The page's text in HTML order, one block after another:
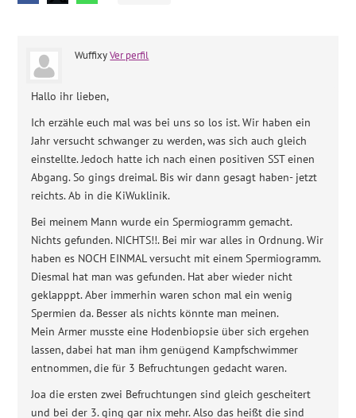
Wuffixy Ver perfil
Hallo ihr lieben,
Ich erzähle euch mal was bei uns so los ist. Wir haben ein
Jahr versucht schwanger zu werden, was sich auch gleich
einstellte. Jedoch hatte ich nach einen positiven SST einen
Abgang. So gings dreimal. Bis wir dann gesagt haben- jetzt
reichts. Ab in die KiWuklinik.
Bei meinem Mann wurde ein Spermiogramm gemacht.
Nichts gefunden. NICHTS!!. Bei mir war alles in Ordnung. Wir
haben es NOCH EINMAL versucht mit einem Spermiogramm.
Diesmal hat man was gefunden. Hat aber wieder nicht
geklapppt. Aber immerhin waren schon mal ein wenig
Spermien da. Besser als nichts könnte man meinen.
Mein Armer musste eine Hodenbiopsie über sich ergehen
lassen, dabei hat man ihm genügend Kampfschwimmer
entnommen, die für 3 Befruchtungen gedacht waren.
Joa die ersten zwei Befruchtungen sind gleich gescheitert
und bei der 3. ging gar nix mehr. Also das heißt die sind